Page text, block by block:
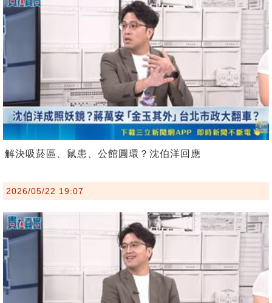
解決吸菸區、鼠患、公館圓環？沈伯洋回應
2026/05/22 19:07